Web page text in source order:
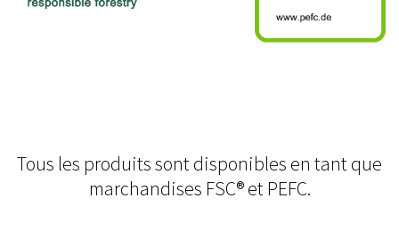
Tous les produits sont disponibles en tant que
marchandises FSC® et PEFC.